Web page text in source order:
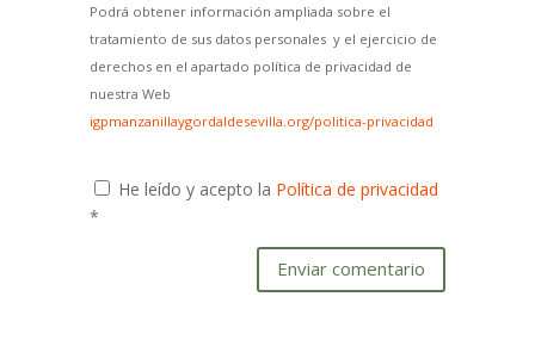
Podrá obtener información ampliada sobre el
tratamiento de sus datos personales y el ejercicio de
derechos en el apartado política de privacidad de
nuestra Web
igpmanzanillaygordaldesevilla.org/politica-privacidad
He leído y acepto la Política de privacidad
*
Enviar comentario